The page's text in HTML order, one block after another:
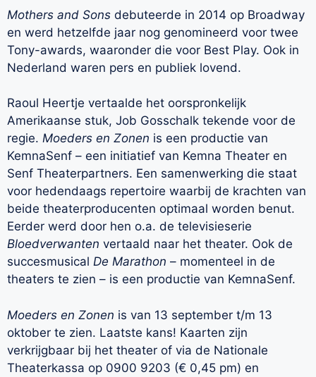
Mothers and Sons debuteerde in 2014 op Broadway
en werd hetzelfde jaar nog genomineerd voor twee
Tony-awards, waaronder die voor Best Play. Ook in
Nederland waren pers en publiek lovend.
Raoul Heertje vertaalde het oorspronkelijk
Amerikaanse stuk, Job Gosschalk tekende voor de
regie. Moeders en Zonen is een productie van
KemnaSenf – een initiatief van Kemna Theater en
Senf Theaterpartners. Een samenwerking die staat
voor hedendaags repertoire waarbij de krachten van
beide theaterproducenten optimaal worden benut.
Eerder werd door hen o.a. de televisieserie
Bloedverwanten vertaald naar het theater. Ook de
succesmusical De Marathon – momenteel in de
theaters te zien – is een productie van KemnaSenf.
Moeders en Zonen is van 13 september t/m 13
oktober te zien. Laatste kans! Kaarten zijn
verkrijgbaar bij het theater of via de Nationale
Theaterkassa op 0900 9203 (€ 0,45 pm) en